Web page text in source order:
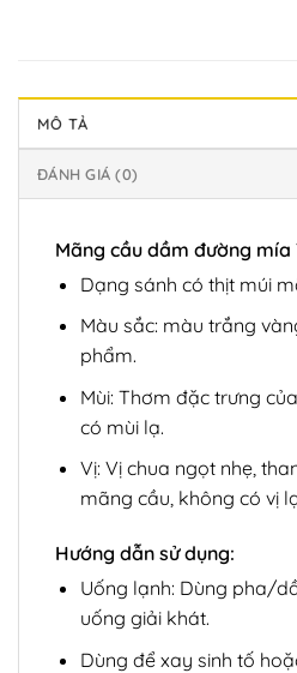
MÔ TẢ
ĐÁNH GIÁ (0)
Mãng cầu dầm đường mía
Dạng sánh có thịt múi
Màu sắc: màu trắng
phẩm.
Mùi: Thơm đặc trưng
có mùi lạ.
Vị: Vị chua ngọt nhẹ,
mãng cầu, không có vị
Hướng dẫn sử dụng:
Uống lạnh: Dùng pha/
uống giải khát.
Dùng để xay sinh tố